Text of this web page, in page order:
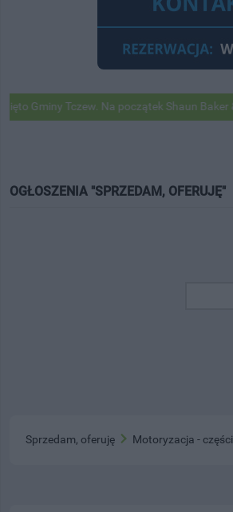
Na początek Shaun Baker & Jessica Jean
OGŁOSZENIA "SPRZEDAM, OFERUJĘ"
Sprzedam, oferuję Motoryzacja - części